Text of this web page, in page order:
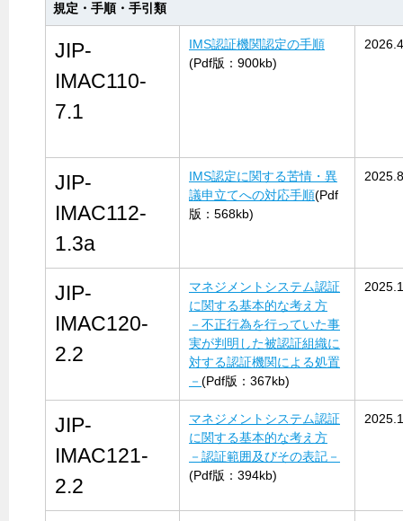
規定・手順・手引類
JIP-
IMAC110-
7.1
IMS認証機関認定の手順
(Pdf版：900kb)
JIP-
IMAC112-
1.3a
IMS認定に関する苦情・異
議申立てへの対応手順(Pdf
版：568kb)
JIP-
IMAC120-
2.2
マネジメントシステム認証
に関する基本的な考え方
－不正行為を行っていた事
実が判明した被認証組織に
対する認証機関による処置
－ (Pdf版：367kb)
JIP-
IMAC121-
2.2
マネジメントシステム認証
に関する基本的な考え方
－認証範囲及びその表記－
(Pdf版：394kb)